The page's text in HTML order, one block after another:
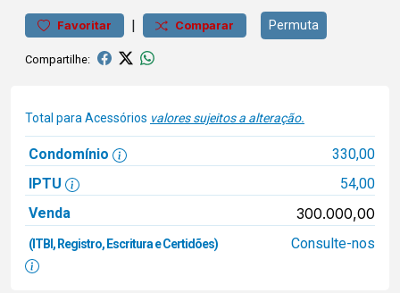
Favoritar | Comparar Permuta
Compartilhe:
Total para Acessórios valores sujeitos a alteração.
Condomínio
330,00
IPTU
54,00
Venda
300.000,00
(ITBI, Registro, Escritura e Certidões) Consulte-nos